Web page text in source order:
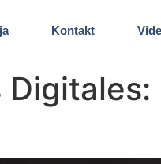
Kontakt